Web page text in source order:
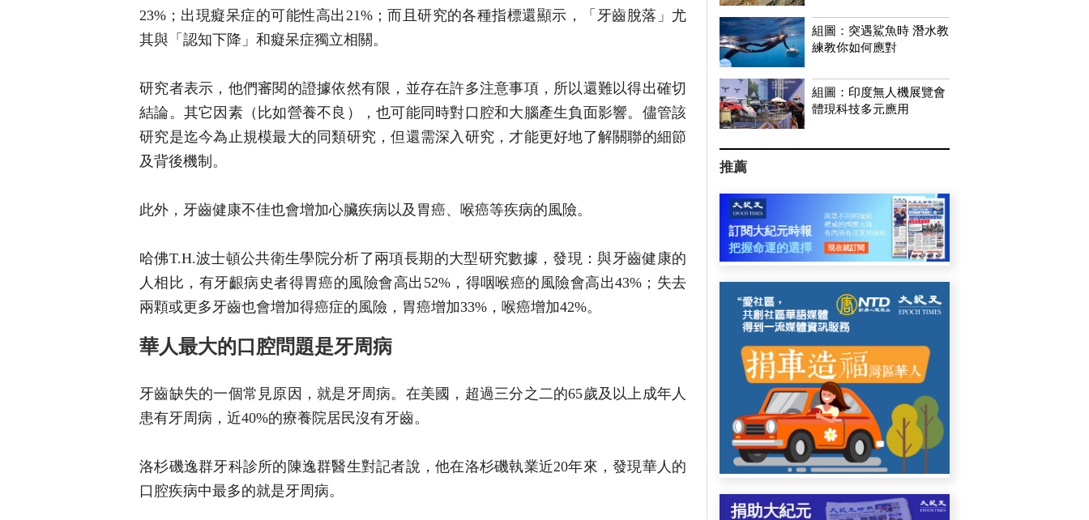
23%；出現癡呆症的可能性高出21%；而且研究的各種指標還顯示，「牙齒脫落」尤
其與「認知下降」和癡呆症獨立相關。
研究者表示，他們審閱的證據依然有限，並存在許多注意事項，所以還難以得出確切
結論。其它因素（比如營養不良），也可能同時對口腔和大腦產生負面影響。儘管該
研究是迄今為止規模最大的同類研究，但還需深入研究，才能更好地了解關聯的細節
及背後機制。
此外，牙齒健康不佳也會增加心臟疾病以及胃癌、喉癌等疾病的風險。
哈佛T.H.波士頓公共衛生學院分析了兩項長期的大型研究數據，發現：與牙齒健康的
人相比，有牙齦病史者得胃癌的風險會高出52%，得咽喉癌的風險會高出43%；失去
兩顆或更多牙齒也會增加得癌症的風險，胃癌增加33%，喉癌增加42%。
華人最大的口腔問題是牙周病
牙齒缺失的一個常見原因，就是牙周病。在美國，超過三分之二的65歲及以上成年人
患有牙周病，近40%的療養院居民沒有牙齒。
洛杉磯逸群牙科診所的陳逸群醫生對記者說，他在洛杉磯執業近20年來，發現華人的
口腔疾病中最多的就是牙周病。
組圖：突遇鯊魚時 潛水教
練教你如何應對
組圖：印度無人機展覽會
體現科技多元應用
推薦